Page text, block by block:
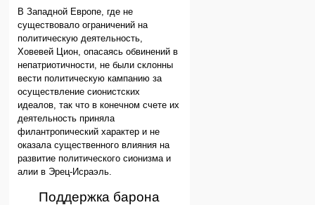
В Западной Европе, где не
существовало ограничений на
политическую деятельность,
Ховевей Цион, опасаясь обвинений в
непатриотичности, не были склонны
вести политическую кампанию за
осуществление сионистских
идеалов, так что в конечном счете их
деятельность приняла
филантропический характер и не
оказала существенного влияния на
развитие политического сионизма и
алии в Эрец-Исраэль.
Поддержка барона